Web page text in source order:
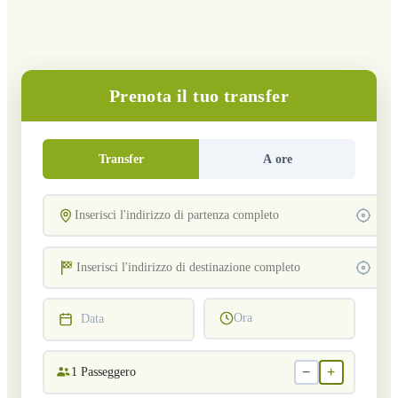
Prenota il tuo transfer
Transfer A ore
Data Ora
1 Passeggero − +